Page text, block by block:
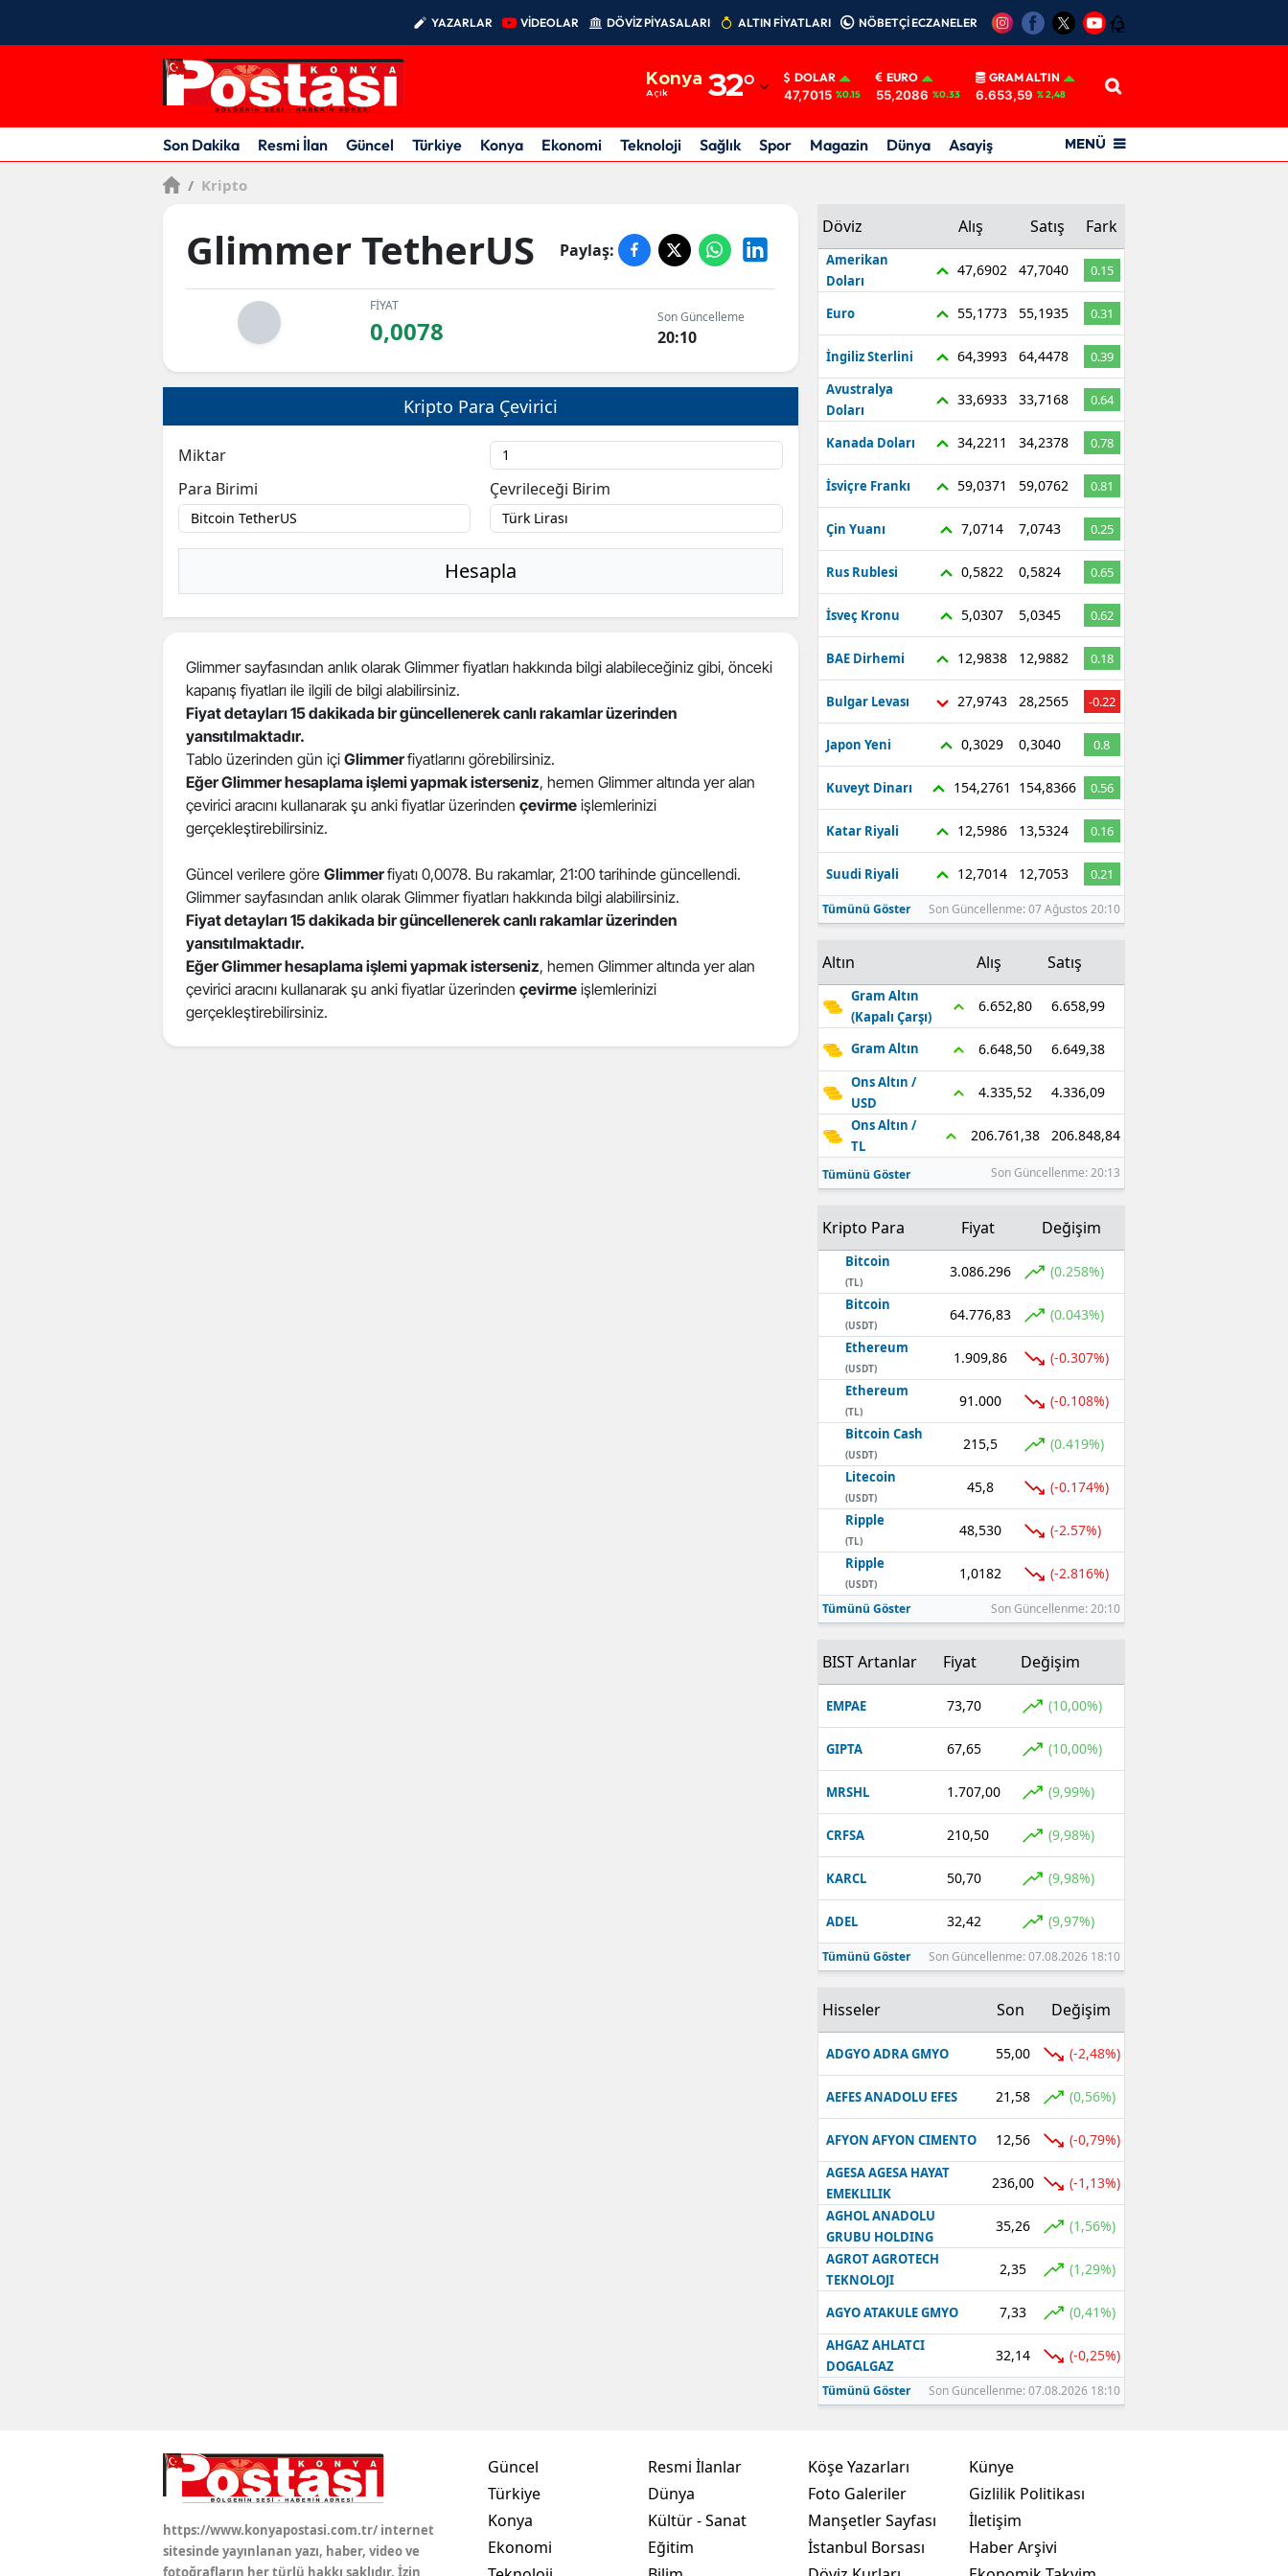
YAZARLAR VİDEOLAR DÖVİZ PİYASALARI ALTIN FİYATLARI NÖBETÇİ ECZANELER 12
Konya
Açık 32°
Adıyaman
Afyonkarahisar
Ankara
Antalya
Artvin
Aydın
Bitlis
Çankırı
Edirne
Elazığ
Erzincan
Tunceli
Şanlıurfa
Uşak
Van
DOLAR
47,7015 %0.15
EURO
55,2086 %0.33
GRAM ALTIN
6.653,59 % 2,48
Son Dakika Resmi İlan Güncel Türkiye Konya Ekonomi Teknoloji Sağlık Spor Magazin Dünya Asayiş MENÜ
/ Kripto
Glimmer TetherUS Paylaş:
FİYAT
0,0078 Son Güncelleme
20:10
Kripto Para Çevirici
Miktar
Para Birimi
Çevrileceği Birim
Hesapla
Glimmer sayfasından anlık olarak Glimmer fiyatları hakkında bilgi alabileceğiniz gibi, önceki
kapanış fiyatları ile ilgili de bilgi alabilirsiniz.
Fiyat detayları 15 dakikada bir güncellenerek canlı rakamlar üzerinden
yansıtılmaktadır.
Tablo üzerinden gün içi Glimmerfiyatlarını görebilirsiniz.
Eğer Glimmer hesaplama işlemi yapmak isterseniz, hemen Glimmer altında yer alan
çevirici aracını kullanarak şu anki fiyatlar üzerinden çevirme işlemlerinizi
gerçekleştirebilirsiniz.
Güncel verilere göre Glimmerfiyatı 0,0078. Bu rakamlar, 21:00 tarihinde güncellendi.
Glimmer sayfasından anlık olarak Glimmer fiyatları hakkında bilgi alabilirsiniz.
Fiyat detayları 15 dakikada bir güncellenerek canlı rakamlar üzerinden
yansıtılmaktadır.
Eğer Glimmer hesaplama işlemi yapmak isterseniz, hemen Glimmer altında yer alan
çevirici aracını kullanarak şu anki fiyatlar üzerinden çevirme işlemlerinizi
gerçekleştirebilirsiniz.
Döviz Alış Satış Fark
Amerikan
Doları
47,6902 47,7040 0.15
Euro 55,1773 55,1935 0.31
İngiliz Sterlini 64,3993 64,4478
0.39
Avustralya
Doları
33,6933 33,7168 0.64
Kanada Doları 34,2211 34,2378 0.78
İsviçre Frankı 59,0371 59,0762 0.81
Çin Yuanı 7,0714 7,0743 0.25
Rus Rublesi 0,5822 0,5824 0.65
İsveç Kronu 5,0307 5,0345 0.62
BAE Dirhemi 12,9838 12,9882 0.18
Bulgar Levası 27,9743 28,2565 -0.22
Japon Yeni 0,3029 0,3040 0.8
Kuveyt Dinarı 154,2761 154,8366 0.56
Katar Riyali 12,5986 13,5324 0.16
Suudi Riyali 12,7014 12,7053 0.21
Tümünü Göster Son Güncellenme: 07 Ağustos 20:10
Altın Alış Satış
Gram Altın
(Kapalı Çarşı)
6.652,80 6.658,99
Gram Altın 6.648,50 6.649,38
Ons Altın /
USD
4.335,52 4.336,09
Ons Altın /
TL
206.761,38 206.848,84
Tümünü Göster Son Güncellenme: 20:13
Kripto Para Fiyat Değişim
Bitcoin
(TL)
3.086.296 (0.258%)
Bitcoin
(USDT)
64.776,83 (0.043%)
Ethereum
(USDT)
1.909,86 (-0.307%)
Ethereum
(TL)
91.000 (-0.108%)
Bitcoin Cash
(USDT)
215,5 (0.419%)
Litecoin
(USDT)
45,8 (-0.174%)
Ripple
(TL)
48,530 (-2.57%)
Ripple
(USDT)
1,0182 (-2.816%)
Tümünü Göster Son Güncellenme: 20:10
BIST Artanlar Fiyat Değişim
EMPAE 73,70 (10,00%)
GIPTA 67,65 (10,00%)
MRSHL 1.707,00 (9,99%)
CRFSA 210,50 (9,98%)
KARCL 50,70 (9,98%)
ADEL 32,42 (9,97%)
Tümünü Göster Son Güncellenme: 07.08.2026 18:10
Hisseler Son Değişim
ADGYO ADRA GMYO 55,00 (-2,48%)
AEFES ANADOLU EFES 21,58 (0,56%)
AFYON AFYON CIMENTO 12,56 (-0,79%)
AGESA AGESA HAYAT
EMEKLILIK
236,00 (-1,13%)
AGHOL ANADOLU
GRUBU HOLDING
35,26 (1,56%)
AGROT AGROTECH
TEKNOLOJI
2,35 (1,29%)
AGYO ATAKULE GMYO 7,33 (0,41%)
AHGAZ AHLATCI
DOGALGAZ
32,14 (-0,25%)
Tümünü Göster Son Güncellenme: 07.08.2026 18:10
https://www.konyapostasi.com.tr/ internet
sitesinde yayınlanan yazı, haber, video ve
fotoğrafların her türlü hakkı saklıdır. İzin
Güncel
Türkiye
Konya
Ekonomi
Resmi İlanlar
Dünya
Kültür - Sanat
Eğitim
Köşe Yazarları
Foto Galeriler
Manşetler Sayfası
İstanbul Borsası
Künye
Gizlilik Politikası
İletişim
Haber Arşivi